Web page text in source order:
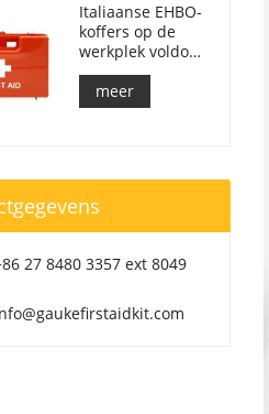
Italiaanse EHBO-
koffers op de
werkplek voldoen
aan DM 388 van
15/07/2003
meer
27 8480 3357 ext 8049